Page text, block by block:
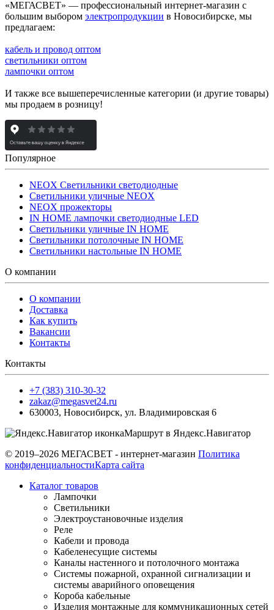
«МЕГАСВЕТ» — профессиональный интернет-магазин с
большим выбором электропродукции в Новосибирске, мы
предлагаем:
кабель и провод оптом
светильники оптом
лампочки оптом
И также все вышеперечисленные категории (и другие товары)
мы продаем в розницу!
Популярное
NEOX Светильники светодиодные
Светильники уличные NEOX
NEOX прожекторы
IN HOME лампочки светодиодные LED
Светильники уличные IN HOME
Светильники потолочные IN HOME
Светильники настольные IN HOME
О компании
О компании
Доставка
Как купить
Вакансии
Контакты
Контакты
+7 (383) 310-30-32
zakaz@megasvet24.ru
630003, Новосибирск, ул. Владимировская 6
Маршрут в Яндекс.Навигатор
© 2019–2026 МЕГАСВЕТ - интернет-магазин Политика
конфиденциальностиКарта сайта
Каталог товаров
Лампочки
Светильники
Электроустановочные изделия
Реле
Кабели и провода
Кабеленесущие системы
Каналы настенного и потолочного монтажа
Системы пожарной, охранной сигнализации и
системы аварийного оповещения
Короба кабельные
Изделия монтажные для коммуникационных сетей